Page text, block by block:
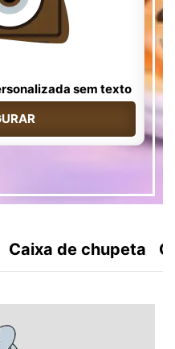
sem texto
Caixa de chupeta